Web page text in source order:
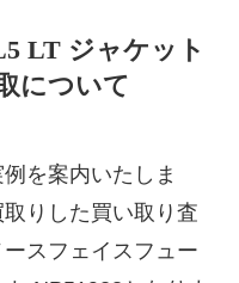
LT ジャケット
について
を案内いたしま
りした買い取り査
スフェイスフュー